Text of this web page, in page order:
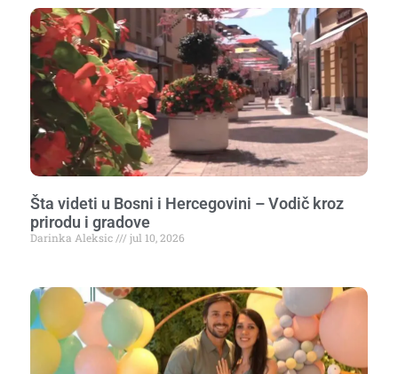
Šta videti u Bosni i Hercegovini – Vodič kroz
prirodu i gradove
Darinka Aleksic jul 10, 2026